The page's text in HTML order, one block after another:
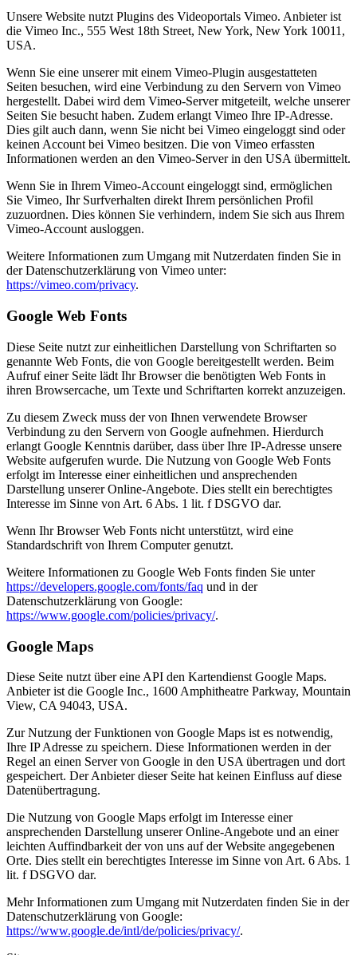
Unsere Website nutzt Plugins des Videoportals Vimeo. Anbieter ist
die Vimeo Inc., 555 West 18th Street, New York, New York 10011,
USA.
Wenn Sie eine unserer mit einem Vimeo-Plugin ausgestatteten
Seiten besuchen, wird eine Verbindung zu den Servern von Vimeo
hergestellt. Dabei wird dem Vimeo-Server mitgeteilt, welche unserer
Seiten Sie besucht haben. Zudem erlangt Vimeo Ihre IP-Adresse.
Dies gilt auch dann, wenn Sie nicht bei Vimeo eingeloggt sind oder
keinen Account bei Vimeo besitzen. Die von Vimeo erfassten
Informationen werden an den Vimeo-Server in den USA übermittelt.
Wenn Sie in Ihrem Vimeo-Account eingeloggt sind, ermöglichen
Sie Vimeo, Ihr Surfverhalten direkt Ihrem persönlichen Profil
zuzuordnen. Dies können Sie verhindern, indem Sie sich aus Ihrem
Vimeo-Account ausloggen.
Weitere Informationen zum Umgang mit Nutzerdaten finden Sie in
der Datenschutzerklärung von Vimeo unter:
https://vimeo.com/privacy.
Google Web Fonts
Diese Seite nutzt zur einheitlichen Darstellung von Schriftarten so
genannte Web Fonts, die von Google bereitgestellt werden. Beim
Aufruf einer Seite lädt Ihr Browser die benötigten Web Fonts in
ihren Browsercache, um Texte und Schriftarten korrekt anzuzeigen.
Zu diesem Zweck muss der von Ihnen verwendete Browser
Verbindung zu den Servern von Google aufnehmen. Hierdurch
erlangt Google Kenntnis darüber, dass über Ihre IP-Adresse unsere
Website aufgerufen wurde. Die Nutzung von Google Web Fonts
erfolgt im Interesse einer einheitlichen und ansprechenden
Darstellung unserer Online-Angebote. Dies stellt ein berechtigtes
Interesse im Sinne von Art. 6 Abs. 1 lit. f DSGVO dar.
Wenn Ihr Browser Web Fonts nicht unterstützt, wird eine
Standardschrift von Ihrem Computer genutzt.
Weitere Informationen zu Google Web Fonts finden Sie unter
https://developers.google.com/fonts/faq und in der
Datenschutzerklärung von Google:
https://www.google.com/policies/privacy/.
Google Maps
Diese Seite nutzt über eine API den Kartendienst Google Maps.
Anbieter ist die Google Inc., 1600 Amphitheatre Parkway, Mountain
View, CA 94043, USA.
Zur Nutzung der Funktionen von Google Maps ist es notwendig,
Ihre IP Adresse zu speichern. Diese Informationen werden in der
Regel an einen Server von Google in den USA übertragen und dort
gespeichert. Der Anbieter dieser Seite hat keinen Einfluss auf diese
Datenübertragung.
Die Nutzung von Google Maps erfolgt im Interesse einer
ansprechenden Darstellung unserer Online-Angebote und an einer
leichten Auffindbarkeit der von uns auf der Website angegebenen
Orte. Dies stellt ein berechtigtes Interesse im Sinne von Art. 6 Abs. 1
lit. f DSGVO dar.
Mehr Informationen zum Umgang mit Nutzerdaten finden Sie in der
Datenschutzerklärung von Google:
https://www.google.de/intl/de/policies/privacy/.